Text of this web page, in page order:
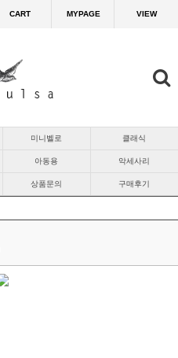
CART MYPAGE VIEW
미니벨로 클래식
아동용 악세사리
상품문의 구매후기